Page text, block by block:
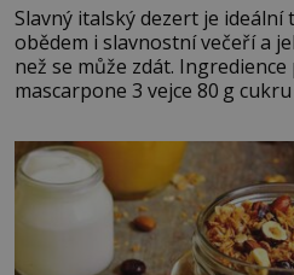
Slavný italský dezert je ideální
obědem i slavnostní večeří a
než se může zdát. Ingredience pro
mascarpone 3 vejce 80 g cukru 200 g cukrářských
posypání Postup: Oddělte
vyšlehejte s cukrem do světlé
vmíchejte mascarpone, aby